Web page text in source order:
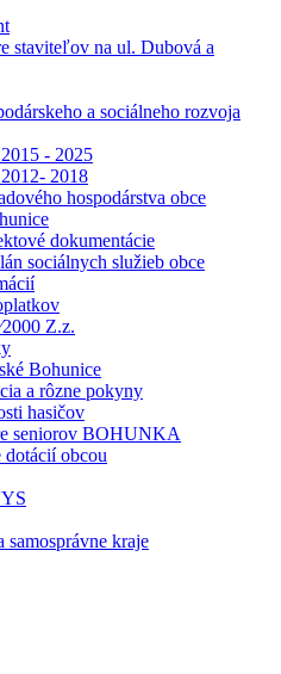
staviteľov na ul. Dubová a
a sociálneho rozvoja
- 2025
2018
hospodárstva obce
dokumentácie
sociálnych služieb obce
Z.z.
Bohunice
a rôzne pokyny
hasičov
seniorov BOHUNKA
dotácií obcou
samosprávne kraje